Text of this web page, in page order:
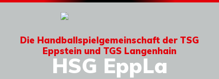
Die Handballspielgemeinschaft der TSG
Eppstein und TGS Langenhain
HSG EppLa